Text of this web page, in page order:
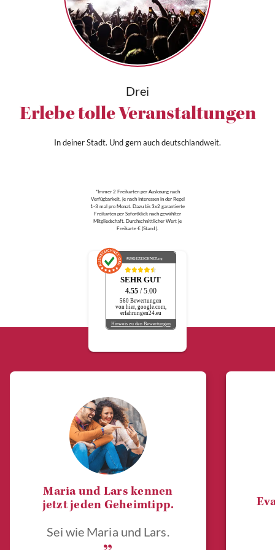
Drei
Erlebe tolle Veranstaltungen
In deiner Stadt. Und gern auch deutschlandweit.
*Immer 2 Freikarten per Auslosung nach
Verfügbarkeit, je nach Interessen in der Regel
1-3 mal pro Monat. Dazu bis 3x2 garantierte
Freikarten per Sofortklick nach gewählter
Mitgliedschaft. Durchschnittlicher Wert je
Freikarte € (Stand ).
AUSGEZEICHNET.org
SEHR GUT
4.55 / 5.00
560 Bewertungen
von hier, google.com,
erfahrungen24.eu
Hinweis zu den Bewertungen
Maria und Lars kennen
jetzt jeden Geheimtipp.
Sei wie Maria und Lars.
„